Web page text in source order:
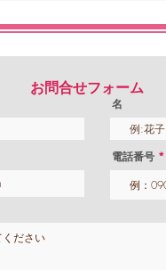
画像♪
お問合せフォーム
名
電話番号